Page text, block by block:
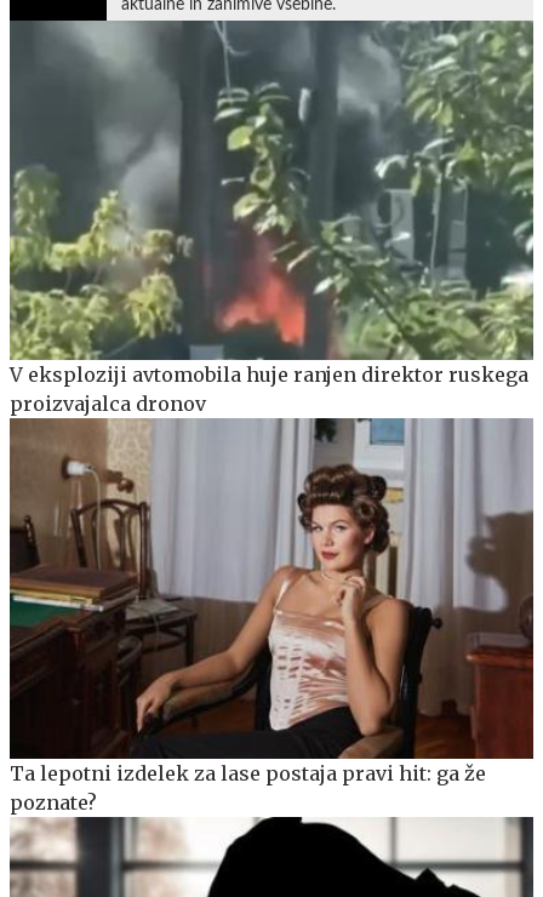
aktualne in zanimive vsebine.
V eksploziji avtomobila huje ranjen direktor ruskega
proizvajalca dronov
Ta lepotni izdelek za lase postaja pravi hit: ga že
poznate?